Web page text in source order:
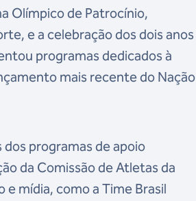
Olímpico de Patrocínio,
e a celebração dos dois anos
programas dedicados à
mais recente do Nação
programas de apoio
da Comissão de Atletas da
mídia, como a Time Brasil